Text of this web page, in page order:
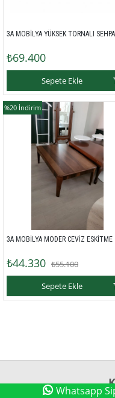
3A MOBİLYA YÜKSEK TORNALI SEHPA
₺69.400
Sepete Ekle
₺44.330 ₺55.100
Sepete Ekle
%20 İndirim
Whatsapp